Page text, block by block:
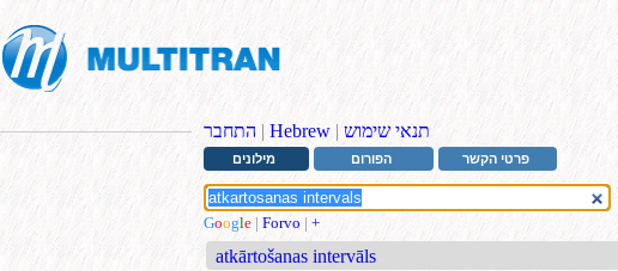
התחבר | Hebrew | תנאי שימוש
מילונים הפורום פרטי הקשר
Google | Forvo | +
atkārtošanas intervāls